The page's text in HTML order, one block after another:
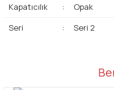
Kapatıcılık
:
Opak
Seri
: Seri 2
Bu ürünün fiyat bilgisi,